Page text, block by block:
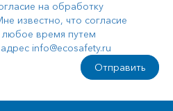
на обработку
известно, что согласие
время путем
info@ecosafety.ru